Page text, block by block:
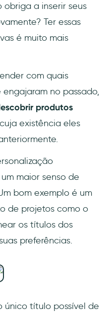
a inserir seus
Ter essas
é muito mais
com quais
no passado,
produtos
existência eles
maior senso de
bom exemplo é um
de projetos como o
os títulos dos
preferências.
único título possível de